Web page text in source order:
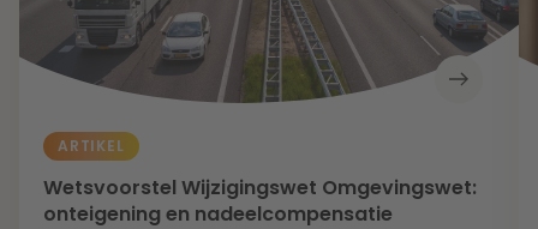
ARTIKEL
Wetsvoorstel Wijzigingswet Omgevingswet:
onteigening en nadeelcompensatie